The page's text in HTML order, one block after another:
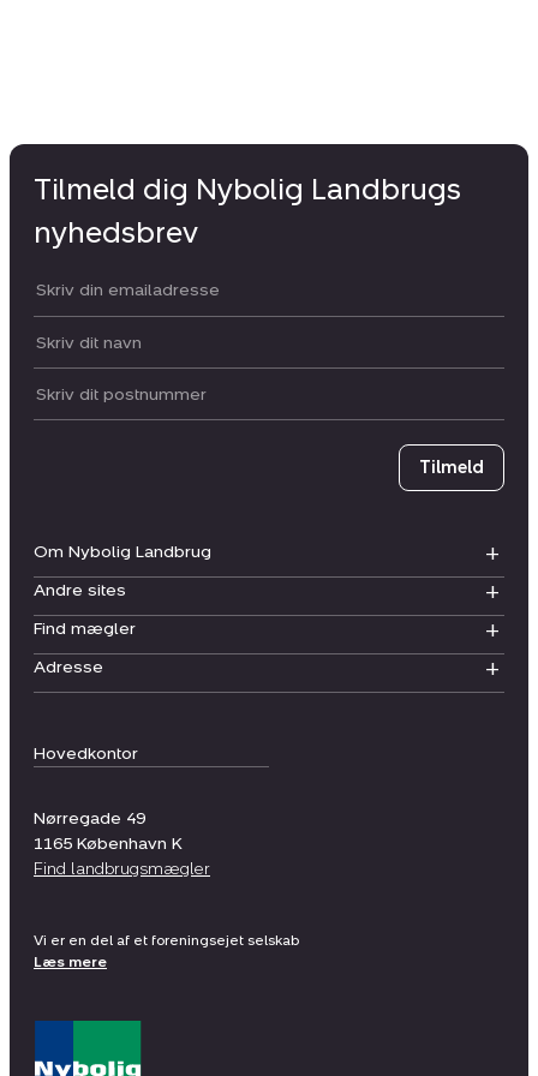
Hovedkontor
Nørregade 49
1165 København K
Find landbrugsmægler
Om Nybolig Landbrug
Andre sites
Find mægler
Adresse
Tilmeld dig Nybolig Landbrugs
nyhedsbrev
Din email:
Dit navn:
Postnummer
Tilmeld
Vi er en del af et foreningsejet selskab
Læs mere